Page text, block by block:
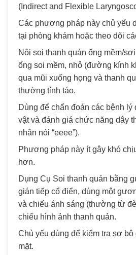
(Indirect and Flexible
Các phương pháp này chủ yếu
tại phòng khám hoặc theo dõi
Nội soi thanh quản ống mềm/
ống soi mềm, nhỏ (đường kính
qua mũi xuống họng và thanh
thường tỉnh táo.
Dùng để chẩn đoán các bệnh lý
vật và đánh giá chức năng dây
nhân nói “eeee”).
Phương pháp này ít gây khó
hơn.
Dụng Cụ Soi thanh quản bằng
gián tiếp cổ điển, dùng một
và chiếu ánh sáng (thường từ
chiếu hình ảnh thanh quản.
Chủ yếu dùng để kiểm tra sơ
mặt.